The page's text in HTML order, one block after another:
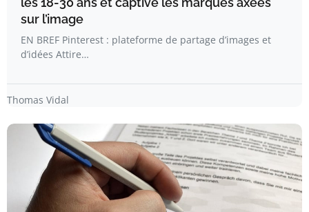
sur l’image
EN BREF Pinterest : plateforme de partage d’images et
d’idées Attire…
Thomas Vidal